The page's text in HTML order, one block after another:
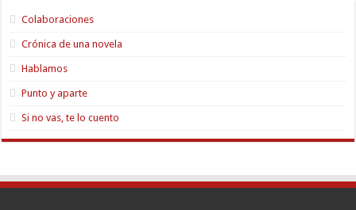
Colaboraciones
Crónica de una novela
Hablamos
Punto y aparte
Si no vas, te lo cuento